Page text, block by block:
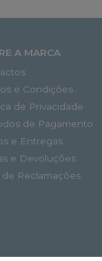
A MARCA
e Condições
de Privacidade
de Pagamento
e Entregas
e Devoluções
de Reclamações